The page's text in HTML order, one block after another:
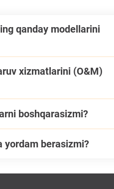
qanday modellarini
xizmatlarini (O&M)
boshqarasizmi?
yordam berasizmi?